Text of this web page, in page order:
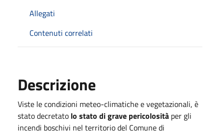
Allegati
Contenuti correlati
Descrizione
Viste le condizioni meteo-climatiche e vegetazionali, è
stato decretato lo stato di grave pericolosità per gli
incendi boschivi nel territorio del Comune di